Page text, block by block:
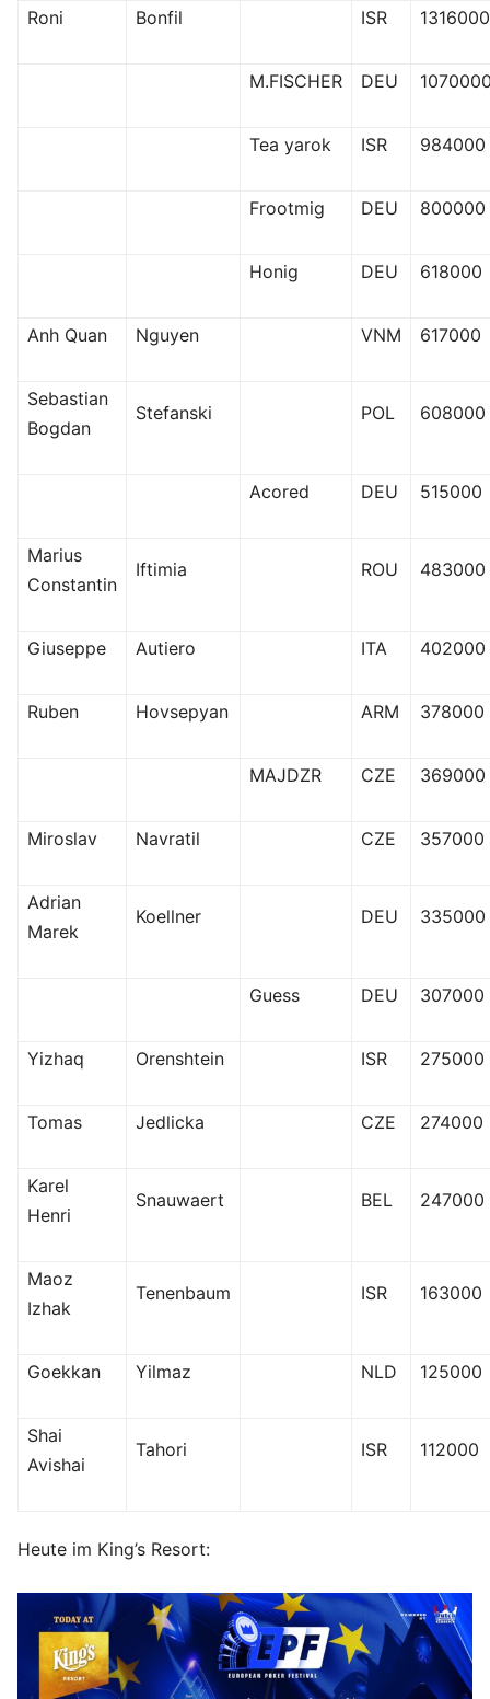
Roni Bonfil ISR 1316000
M.FISCHER DEU
Tea yarok ISR 984000
Frootmig DEU 800000
Honig DEU 618000
Anh Quan Nguyen VNM 617000
Sebastian
Bogdan
Stefanski POL 608000
Acored DEU 515000
Marius
Constantin
Iftimia ROU 483000
Giuseppe Autiero ITA 402000
Ruben Hovsepyan ARM 378000
MAJDZR CZE 369000
Miroslav Navratil CZE 357000
Adrian
Marek
Koellner DEU 335000
Guess DEU 307000
Yizhaq Orenshtein ISR 275000
Tomas Jedlicka CZE 274000
Karel
Henri
Snauwaert BEL 247000
Maoz
Izhak
Tenenbaum ISR 163000
Goekkan Yilmaz NLD 125000
Shai
Avishai
Tahori ISR 112000
Heute im King’s Resort: